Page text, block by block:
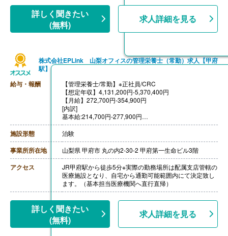
詳しく聞きたい
(無料)
求人詳細を見る
株式会社EPLink 山梨オフィスの管理栄養士（常勤）求人【甲府
駅】
給与・報酬
【管理栄養士/常勤】※正社員/CRC
【想定年収】4,131,200円-5,370,400円
【月給】272,700円-354,900円
[内訳]
基本給:214,700円-277,900円
CRC手当:58,000円-77,000円
【賞与】年2回（計4.00ヶ月分）※前年度実績
【通勤手当】有り
【寮・託児所】無し
施設形態 治験
事業所所在地 山梨県 甲府市 丸の内2-30-2 甲府第一生命ビル3階
アクセス
JR甲府駅から徒歩5分※実際の勤務場所は配属支店管轄の
医療施設となり、自宅から通勤可能範囲内にて決定致し
ます。（基本担当医療機関へ直行直帰）
詳しく聞きたい
(無料)
求人詳細を見る